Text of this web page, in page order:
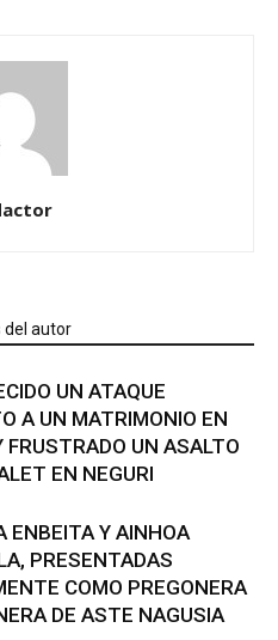
del autor
UN ATAQUE
A UN MATRIMONIO EN
FRUSTRADO UN ASALTO
EN NEGURI
ENBEITA Y AINHOA
PRESENTADAS
COMO PREGONERA
DE ASTE NAGUSIA